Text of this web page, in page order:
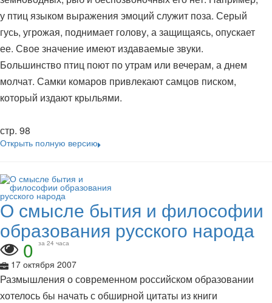
у птиц языком выражения эмоций служит поза. Серый
гусь, угрожая, поднимает голову, а защищаясь, опускает
ее. Свое значение имеют издаваемые звуки.
Большинство птиц поют по утрам или вечерам, а днем
молчат. Самки комаров привлекают самцов писком,
который издают крыльями.
стр. 98
Открыть полную версию
О смысле бытия и философии
образования русского народа
0 за 24 часа
17 октября 2007
Размышления о современном российском образовании
хотелось бы начать с обширной цитаты из книги